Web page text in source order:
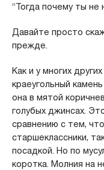
“Тогда почему ты не
Давайте просто
прежде.
Как и у многих
краеугольный
она в мятой
голубых джинсах.
сравнению с тем,
старшеклассники,
посадкой. Но по
коротка. Молния на